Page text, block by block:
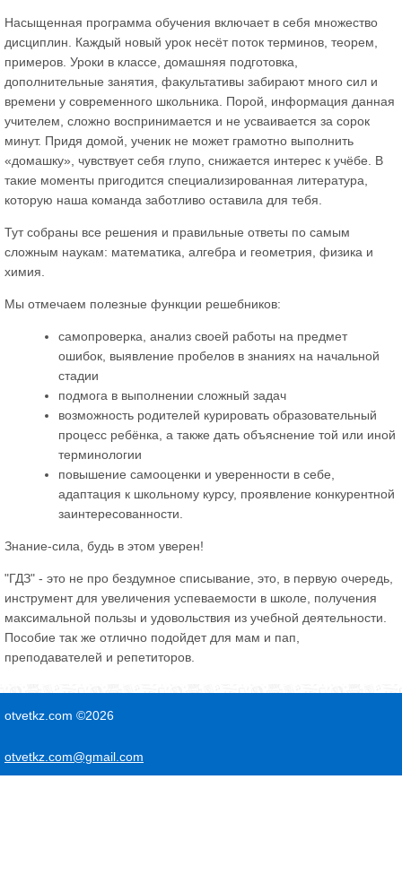
Насыщенная программа обучения включает в себя множество
дисциплин. Каждый новый урок несёт поток терминов, теорем,
примеров. Уроки в классе, домашняя подготовка,
дополнительные занятия, факультативы забирают много сил и
времени у современного школьника. Порой, информация данная
учителем, сложно воспринимается и не усваивается за сорок
минут. Придя домой, ученик не может грамотно выполнить
«домашку», чувствует себя глупо, снижается интерес к учёбе. В
такие моменты пригодится специализированная литература,
которую наша команда заботливо оставила для тебя.
Тут собраны все решения и правильные ответы по самым
сложным наукам: математика, алгебра и геометрия, физика и
химия.
Мы отмечаем полезные функции решебников:
самопроверка, анализ своей работы на предмет
ошибок, выявление пробелов в знаниях на начальной
стадии
подмога в выполнении сложный задач
возможность родителей курировать образовательный
процесс ребёнка, а также дать объяснение той или иной
терминологии
повышение самооценки и уверенности в себе,
адаптация к школьному курсу, проявление конкурентной
заинтересованности.
Знание-сила, будь в этом уверен!
"ГДЗ" - это не про бездумное списывание, это, в первую очередь,
инструмент для увеличения успеваемости в школе, получения
максимальной пользы и удовольствия из учебной деятельности.
Пособие так же отлично подойдет для мам и пап,
преподавателей и репетиторов.
otvetkz.com ©2026
otvetkz.com@gmail.com